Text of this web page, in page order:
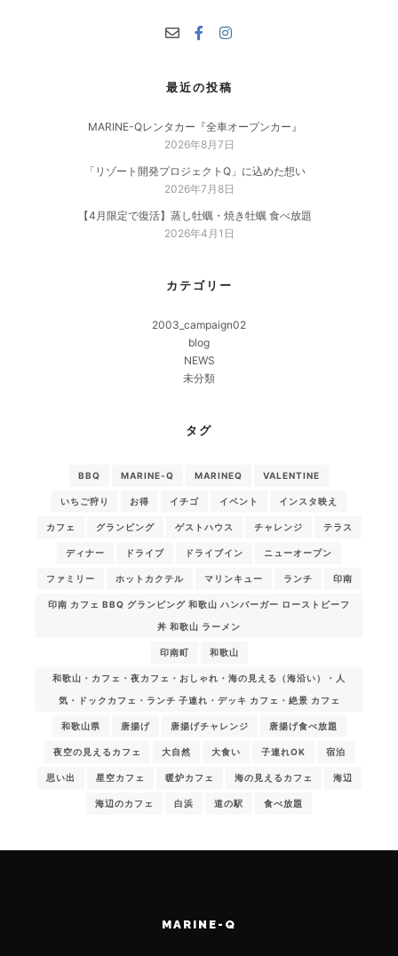
最近の投稿
MARINE-Qレンタカー『全車オープンカー』
2026年8月7日
「リゾート開発プロジェクトQ」に込めた想い
2026年7月8日
【4月限定で復活】蒸し牡蠣・焼き牡蠣 食べ放題
2026年4月1日
カテゴリー
2003_campaign02
blog
NEWS
未分類
タグ
BBQ MARINE-Q MARINEQ VALENTINE
いちご狩り お得 イチゴ イベント インスタ映え
カフェ グランピング ゲストハウス チャレンジ テラス
ディナー ドライブ ドライブイン ニューオープン
ファミリー ホットカクテル マリンキュー ランチ 印南
印南 カフェ BBQ グランピング 和歌山 ハンバーガー ローストビーフ
丼 和歌山 ラーメン
印南町 和歌山
和歌山・カフェ・夜カフェ・おしゃれ・海の見える（海沿い）・人
気・ドックカフェ・ランチ 子連れ・デッキ カフェ・絶景 カフェ
和歌山県 唐揚げ 唐揚げチャレンジ 唐揚げ食べ放題
夜空の見えるカフェ 大自然 大食い 子連れOK 宿泊
思い出 星空カフェ 暖炉カフェ 海の見えるカフェ 海辺
海辺のカフェ 白浜 道の駅 食べ放題
MARINE-Q